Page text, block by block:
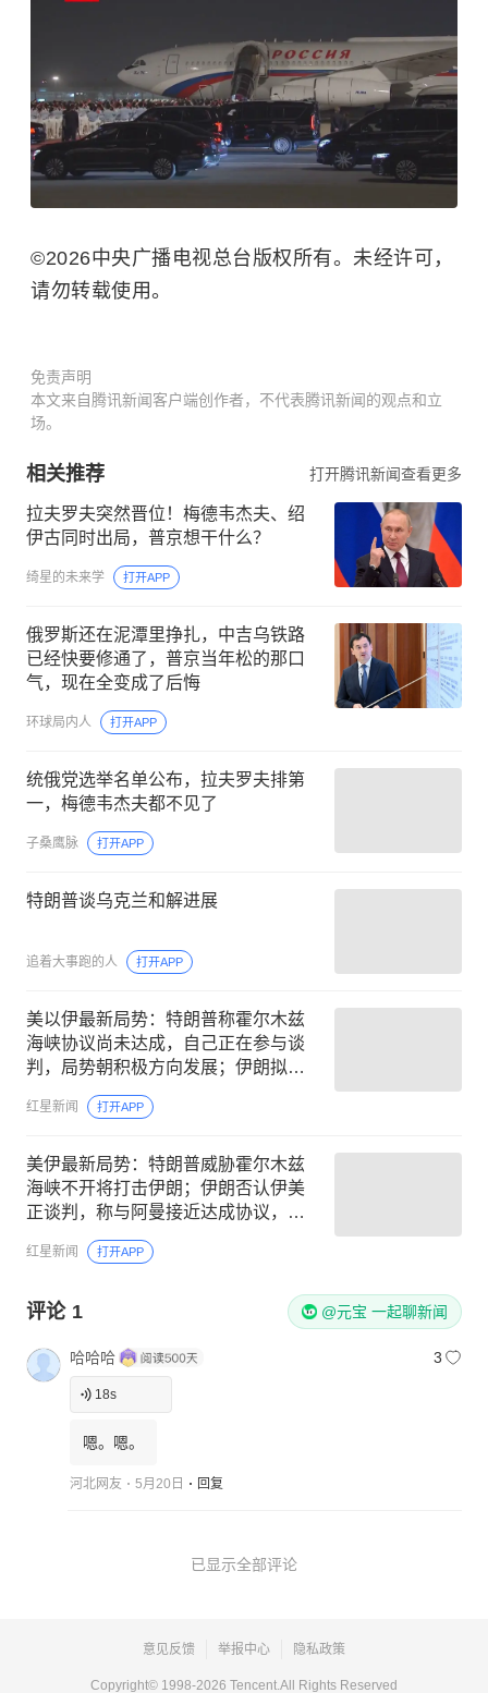
©2026中央广播电视总台版权所有。未经许可，
请勿转载使用。
免责声明
本文来自腾讯新闻客户端创作者，不代表腾讯新闻的观点和立
场。
相关推荐 打开腾讯新闻查看更多
拉夫罗夫突然晋位！梅德韦杰夫、绍
伊古同时出局，普京想干什么？
绮星的未来学 打开APP
俄罗斯还在泥潭里挣扎，中吉乌铁路
已经快要修通了，普京当年松的那口
气，现在全变成了后悔
环球局内人 打开APP
统俄党选举名单公布，拉夫罗夫排第
一，梅德韦杰夫都不见了
子桑鹰脉 打开APP
特朗普谈乌克兰和解进展
追着大事跑的人 打开APP
美以伊最新局势：特朗普称霍尔木兹
海峡协议尚未达成，自己正在参与谈
判，局势朝积极方向发展；伊朗拟立
法禁止美国、以色列船只通行
红星新闻 打开APP
美伊最新局势：特朗普威胁霍尔木兹
海峡不开将打击伊朗；伊朗否认伊美
正谈判，称与阿曼接近达成协议，海
峡现有航道将关闭
红星新闻 打开APP
评论 1 @元宝 一起聊新闻
哈哈哈 3
18s
嗯。嗯。
河北网友 5月20日 回复
已显示全部评论
意见反馈 举报中心 隐私政策
Copyright© 1998-2026 Tencent.All Rights Reserved